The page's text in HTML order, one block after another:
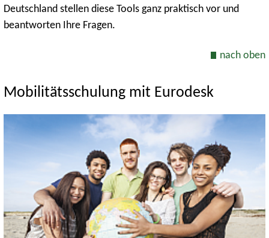
Deutschland stellen diese Tools ganz praktisch vor und
beantworten Ihre Fragen.
nach oben
Mobilitätsschulung mit Eurodesk